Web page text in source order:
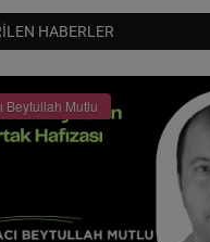
HABERLER
Beytullah Mutlu